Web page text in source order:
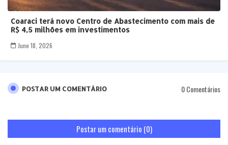
Coaraci terá novo Centro de Abastecimento com mais de
R$ 4,5 milhões em investimentos
June 18, 2026
POSTAR UM COMENTÁRIO 0 Comentários
Postar um comentário (0)